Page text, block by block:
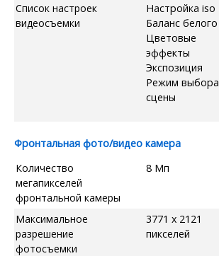
Список настроек
видеосъемки
Настройка iso
Баланс белого
Цветовые
эффекты
Экспозиция
Режим выбора
сцены
Фронтальная фото/видео камера
Количество
мегапикселей
фронтальной камеры
8 Мп
Максимальное
разрешение
фотосъемки
3771 x 2121
пикселей